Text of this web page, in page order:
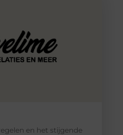
en het stijgende